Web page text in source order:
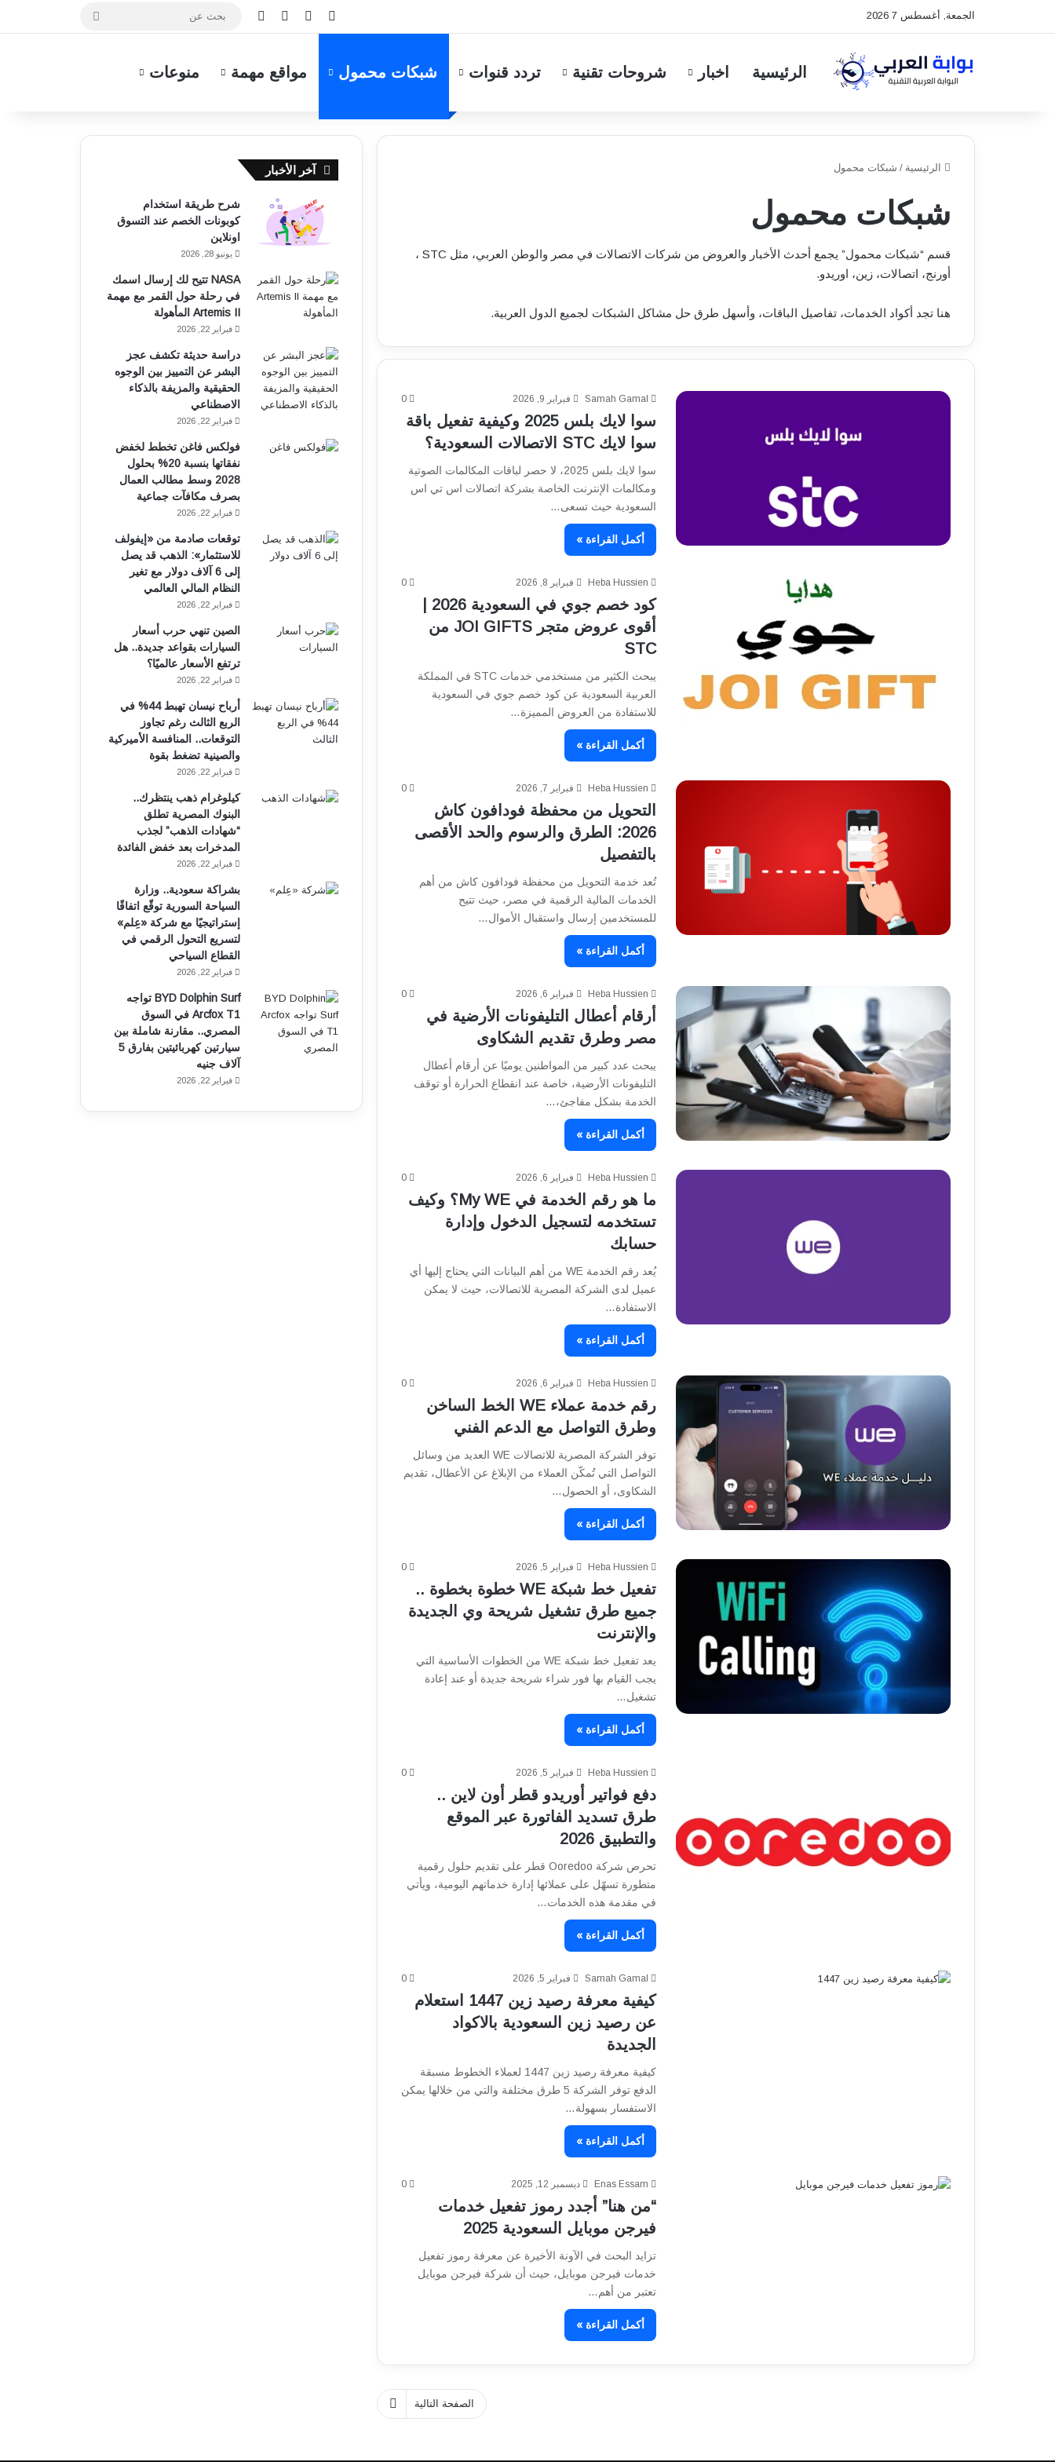
الجمعة, أغسطس 7 2026 فيسبوكواتسابإضافة عمود جانبي
الوضع المظلم
الرئيسية اخبار شروحات تقنية تردد قنوات شبكات محمول مواقع مهمة منوعات
الرئيسية / شبكات محمول
شبكات محمول
قسم “شبكات محمول” يجمع أحدث الأخبار والعروض من شركات الاتصالات في مصر والوطن العربي، مثل STC ،
أورنج، اتصالات، زين، اوريدو.
هنا تجد أكواد الخدمات، تفاصيل الباقات، وأسهل طرق حل مشاكل الشبكات لجميع الدول العربية.
Samah Gamal فبراير 9, 2026 0
سوا لايك بلس 2025 وكيفية تفعيل باقة
سوا لايك STC الاتصالات السعودية؟
سوا لايك بلس 2025، لا حصر لباقات المكالمات الصوتية
ومكالمات الإنترنت الخاصة بشركة اتصالات اس تي اس
السعودية حيث تسعى…
أكمل القراءة »
Heba Hussien فبراير 8, 2026 0
أقوى عروض متجر JOI GIFTS من
STC
يبحث الكثير من مستخدمي خدمات STC في المملكة
العربية السعودية عن كود خصم جوي في السعودية
للاستفادة من العروض المميزة…
أكمل القراءة »
Heba Hussien فبراير 7, 2026 0
التحويل من محفظة فودافون كاش
2026: الطرق والرسوم والحد الأقصى
بالتفصيل
تُعد خدمة التحويل من محفظة فودافون كاش من أهم
الخدمات المالية الرقمية في مصر، حيث تتيح
للمستخدمين إرسال واستقبال الأموال…
أكمل القراءة »
Heba Hussien فبراير 6, 2026 0
أرقام أعطال التليفونات الأرضية في
مصر وطرق تقديم الشكاوى
يبحث عدد كبير من المواطنين يوميًا عن أرقام أعطال
التليفونات الأرضية، خاصة عند انقطاع الحرارة أو توقف
الخدمة بشكل مفاجئ،…
أكمل القراءة »
Heba Hussien فبراير 6, 2026 0
ما هو رقم الخدمة في My WE؟ وكيف
تستخدمه لتسجيل الدخول وإدارة
حسابك
يُعد رقم الخدمة WE من أهم البيانات التي يحتاج إليها أي
عميل لدى الشركة المصرية للاتصالات، حيث لا يمكن
الاستفادة…
أكمل القراءة »
Heba Hussien فبراير 6, 2026 0
رقم خدمة عملاء WE الخط الساخن
وطرق التواصل مع الدعم الفني
توفر الشركة المصرية للاتصالات WE العديد من وسائل
التواصل التي تُمكّن العملاء من الإبلاغ عن الأعطال، تقديم
الشكاوى، أو الحصول…
أكمل القراءة »
Heba Hussien فبراير 5, 2026 0
تفعيل خط شبكة WE خطوة بخطوة ..
جميع طرق تشغيل شريحة وي الجديدة
والإنترنت
يعد تفعيل خط شبكة WE من الخطوات الأساسية التي
يجب القيام بها فور شراء شريحة جديدة أو عند إعادة
تشغيل…
أكمل القراءة »
Heba Hussien فبراير 5, 2026 0
دفع فواتير أوريدو قطر أون لاين ..
طرق تسديد الفاتورة عبر الموقع
والتطبيق 2026
تحرص شركة Ooredoo قطر على تقديم حلول رقمية
متطورة تسهّل على عملائها إدارة خدماتهم اليومية، ويأتي
في مقدمة هذه الخدمات…
أكمل القراءة »
Samah Gamal فبراير 5, 2026 0
كيفية معرفة رصيد زين 1447 استعلام
عن رصيد زين السعودية بالاكواد
الجديدة
كيفية معرفة رصيد زين 1447 لعملاء الخطوط مسبقة
الدفع توفر الشركة 5 طرق مختلفة والتي من خلالها يمكن
الاستفسار بسهولة…
أكمل القراءة »
Enas Essam ديسمبر 12, 2025 0
“من هنا” أجدد رموز تفعيل خدمات
فيرجن موبايل السعودية 2025
تزايد البحث في الآونة الأخيرة عن معرفة رموز تفعيل
خدمات فيرجن موبايل، حيث أن شركة فيرجن موبايل
تعتبر من أهم…
أكمل القراءة »
الصفحة التالية
آخر الأخبار
شرح طريقة استخدام
كوبونات الخصم عند التسوق
اونلاين
يونيو 28, 2026
NASA تتيح لك إرسال اسمك
في رحلة حول القمر مع مهمة
Artemis II المأهولة
فبراير 22, 2026
دراسة حديثة تكشف عجز
البشر عن التمييز بين الوجوه
الحقيقية والمزيفة بالذكاء
الاصطناعي
فبراير 22, 2026
فولكس فاغن تخطط لخفض
نفقاتها بنسبة 20% بحلول
2028 وسط مطالب العمال
بصرف مكافآت جماعية
فبراير 22, 2026
توقعات صادمة من «إيفولف
للاستثمار»: الذهب قد يصل
إلى 6 آلاف دولار مع تغير
النظام المالي العالمي
فبراير 22, 2026
الصين تنهي حرب أسعار
السيارات بقواعد جديدة.. هل
ترتفع الأسعار عالميًا؟
فبراير 22, 2026
أرباح نيسان تهبط 44% في
الربع الثالث رغم تجاوز
التوقعات.. المنافسة الأميركية
والصينية تضغط بقوة
فبراير 22, 2026
كيلوغرام ذهب ينتظرك..
البنوك المصرية تطلق
“شهادات الذهب” لجذب
المدخرات بعد خفض الفائدة
فبراير 22, 2026
بشراكة سعودية.. وزارة
السياحة السورية توقّع اتفاقًا
إستراتيجيًا مع شركة «عِلم»
لتسريع التحول الرقمي في
القطاع السياحي
فبراير 22, 2026
BYD Dolphin Surf تواجه
Arcfox T1 في السوق
المصري.. مقارنة شاملة بين
سيارتين كهربائيتين بفارق 5
آلاف جنيه
فبراير 22, 2026